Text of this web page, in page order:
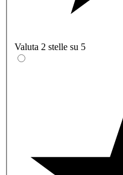
Valuta 2 stelle su 5